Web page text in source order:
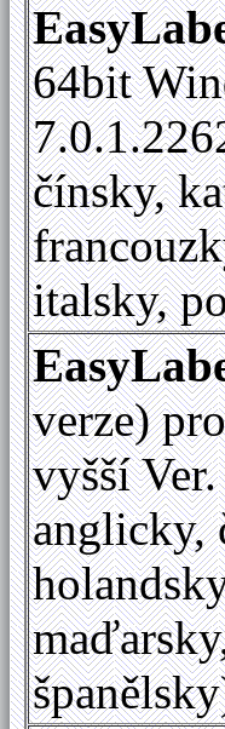
64bit
čínsky,
italsky,
verze)
vyšší
anglicky,